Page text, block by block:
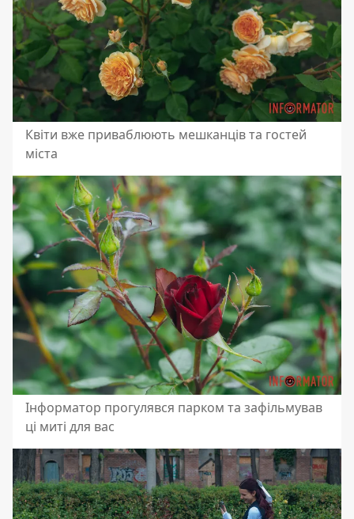
Квіти вже приваблюють мешканців та гостей
міста
Інформатор прогулявся парком та зафільмував
ці миті для вас